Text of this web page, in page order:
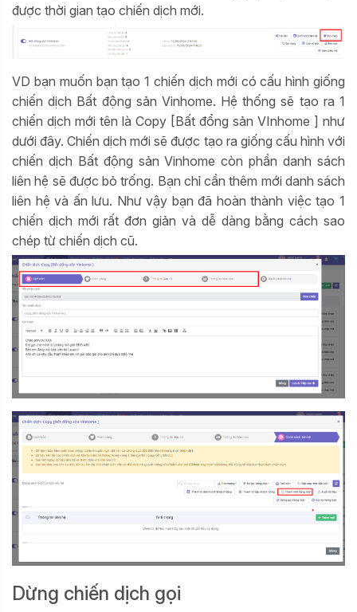
được thời gian tạo chiến dịch mới.
VD bạn muốn bạn tạo 1 chiến dịch mới có cấu hình giống
chiến dịch Bất động sản Vinhome. Hệ thống sẽ tạo ra 1
chiến dịch mới tên là Copy [Bất đổng sản VInhome ] như
dưới đây. Chiến dịch mới sẽ được tạo ra giống cấu hình với
chiến dịch Bất động sản Vinhome còn phần danh sách
liên hệ sẽ được bỏ trống. Bạn chỉ cần thêm mới danh sách
liên hệ và ấn lưu. Như vậy bạn đã hoàn thành việc tạo 1
chiến dịch mới rất đơn giản và dễ dàng bằng cách sao
chép từ chiến dịch cũ.
Dừng chiến dịch gọi